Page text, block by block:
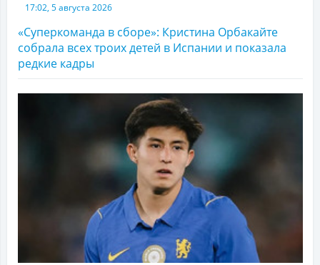
17:02, 5 августа 2026
«Суперкоманда в сборе»: Кристина Орбакайте
собрала всех троих детей в Испании и показала
редкие кадры